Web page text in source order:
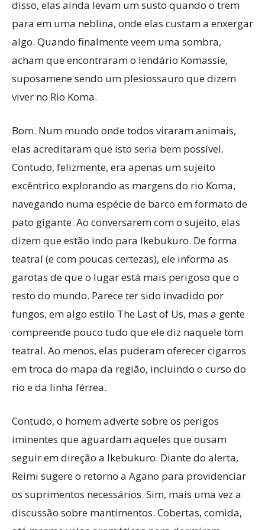
disso, elas ainda levam um susto quando o trem
para em uma neblina, onde elas custam a enxergar
algo. Quando finalmente veem uma sombra,
acham que encontraram o lendário Komassie,
suposamene sendo um plesiossauro que dizem
viver no Rio Koma.
Bom. Num mundo onde todos viraram animais,
elas acreditaram que isto seria bem possível.
Contudo, felizmente, era apenas um sujeito
excêntrico explorando as margens do rio Koma,
navegando numa espécie de barco em formato de
pato gigante. Ao conversarem com o sujeito, elas
dizem que estão indo para Ikebukuro. De forma
teatral (e com poucas certezas), ele informa as
garotas de que o lugar está mais perigoso que o
resto do mundo. Parece ter sido invadido por
fungos, em algo estilo The Last of Us, mas a gente
compreende pouco tudo que ele diz naquele tom
teatral. Ao menos, elas puderam oferecer cigarros
em troca do mapa da região, incluindo o curso do
rio e da linha férrea.
Contudo, o homem adverte sobre os perigos
iminentes que aguardam aqueles que ousam
seguir em direção a Ikebukuro. Diante do alerta,
Reimi sugere o retorno a Agano para providenciar
os suprimentos necessários. Sim, mais uma vez a
discussão sobre mantimentos. Cobertas, comida,